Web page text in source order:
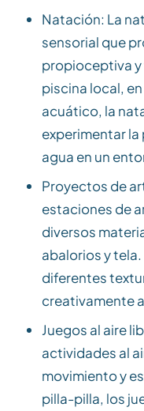
Natación: La
sensorial que
propioceptiva y
piscina local,
acuático, la
experimentar la
agua en un
Proyectos de
estaciones de
diversos
abalorios y
diferentes
creativamente
Juegos al aire
actividades al
movimiento y
pilla-pilla, los